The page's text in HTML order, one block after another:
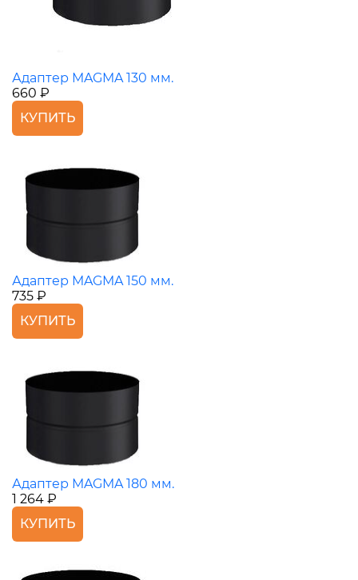
Адаптер MAGMA 130 мм.
660 ₽
КУПИТЬ
Адаптер MAGMA 150 мм.
735 ₽
КУПИТЬ
Адаптер MAGMA 180 мм.
1 264 ₽
КУПИТЬ